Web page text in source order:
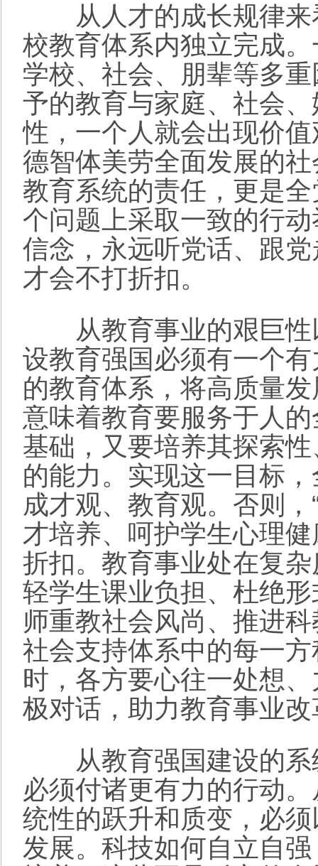
从人才的成长规律来
校教育体系内独立完成
学校、社会、朋辈等多
予的教育与家庭、社会
性，一个人就会出现价
德智体美劳全面发展的
教育系统的责任，更是
个问题上采取一致的行
信念，永远听党话、跟
才会不打折扣。
从教育事业的艰巨性
设教育强国必须有一个
的教育体系，将高质量
意味着教育要服务于人
基础，又要培养其探索
的能力。实现这一目标
成才观、教育观。否则
才培养、呵护学生心理
折扣。教育事业处在复
轻学生课业负担、杜绝
师重教社会风尚、推进
社会支持体系中的每一
时，各方要心往一处想
极对话，助力教育事业
从教育强国建设的系
必须付诸更有力的行动
统性的跃升和质变，必
发展。科技如何自立自